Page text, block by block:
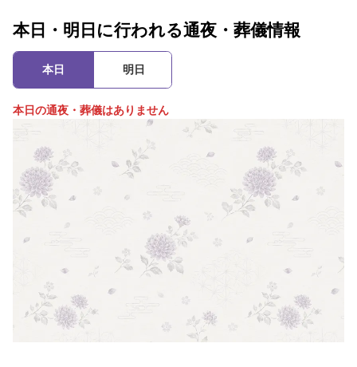
本日・明日に行われる通夜・葬儀情報
本日 明日
本日の通夜・葬儀はありません